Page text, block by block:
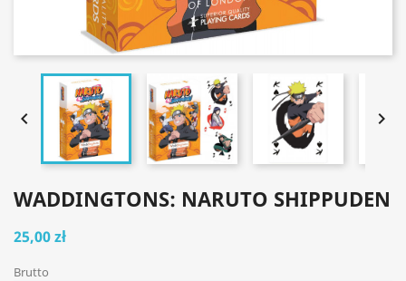
 
WADDINGTONS: NARUTO SHIPPUDEN
25,00 zł
Brutto